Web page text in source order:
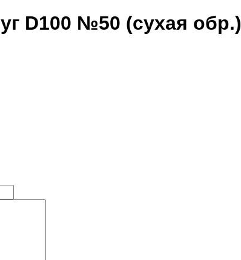
D100 №50 (сухая обр.)